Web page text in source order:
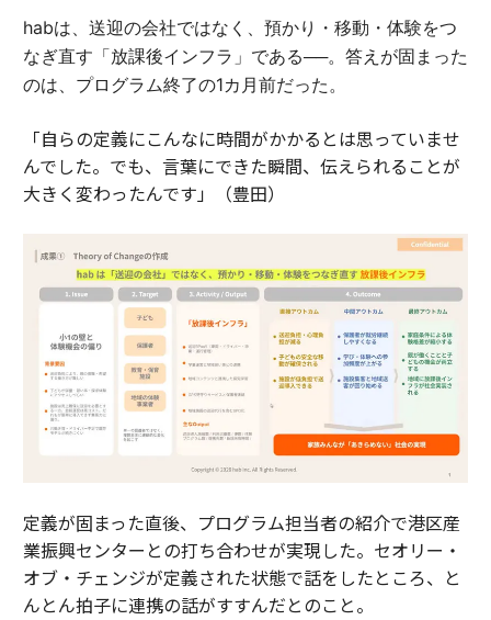
habは、送迎の会社ではなく、預かり・移動・体験をつ
なぎ直す「放課後インフラ」である──。答えが固まった
のは、プログラム終了の1カ月前だった。
「自らの定義にこんなに時間がかかるとは思っていませ
んでした。でも、言葉にできた瞬間、伝えられることが
大きく変わったんです」（豊田）
定義が固まった直後、プログラム担当者の紹介で港区産
業振興センターとの打ち合わせが実現した。セオリー・
オブ・チェンジが定義された状態で話をしたところ、と
んとん拍子に連携の話がすすんだとのこと。